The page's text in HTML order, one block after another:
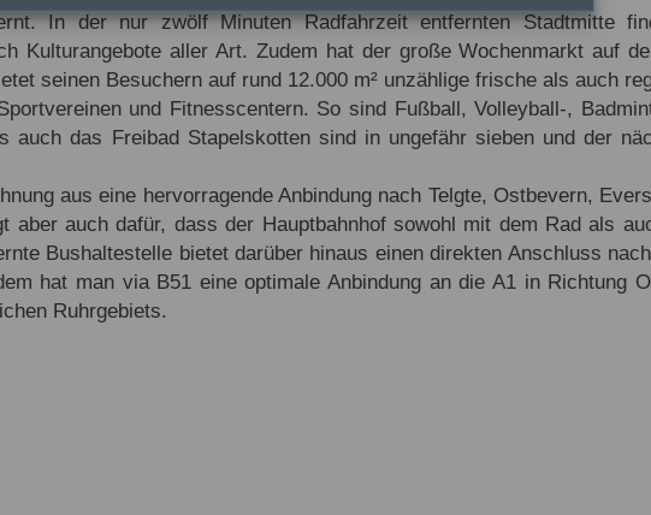
In der nur zwölf Minuten Radfahrzeit entfernten Stadtmitte
Kulturangebote aller Art. Zudem hat der große Wochenmarkt auf
seinen Besuchern auf rund 12.000 m² unzählige frische als auch
und Fitnesscentern. So sind Fußball, Volleyball-,
auch das Freibad Stapelskotten sind in ungefähr sieben und der
aus eine hervorragende Anbindung nach Telgte, Ostbevern,
aber auch dafür, dass der Hauptbahnhof sowohl mit dem Rad als
Bushaltestelle bietet darüber hinaus einen direkten Anschluss
hat man via B51 eine optimale Anbindung an die A1 in Richtung
Ruhrgebiets.